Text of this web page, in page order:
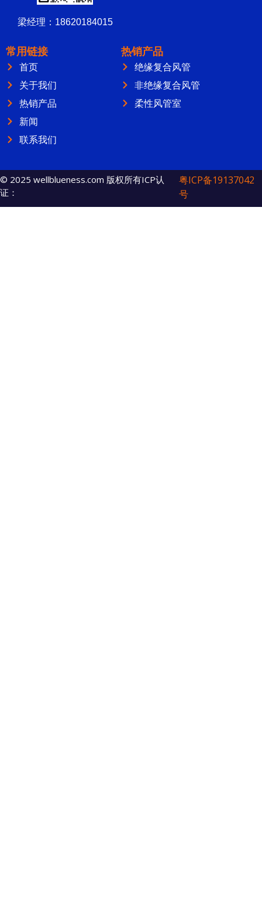
梁经理：18620184015
常用链接
首页
关于我们
热销产品
新闻
联系我们
热销产品
绝缘复合风管
非绝缘复合风管
柔性风管室
© 2025 wellblueness.com 版权所有ICP认
证：
粤ICP备19137042
号